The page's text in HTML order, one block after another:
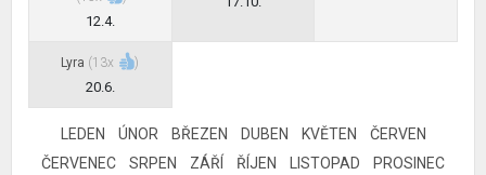
12.4.
Lyra (13x )
20.6.
LEDEN ÚNOR BŘEZEN DUBEN KVĚTEN
ČERVEN
ČERVENEC
SRPEN ZÁŘÍ ŘÍJEN LISTOPAD PROSINEC